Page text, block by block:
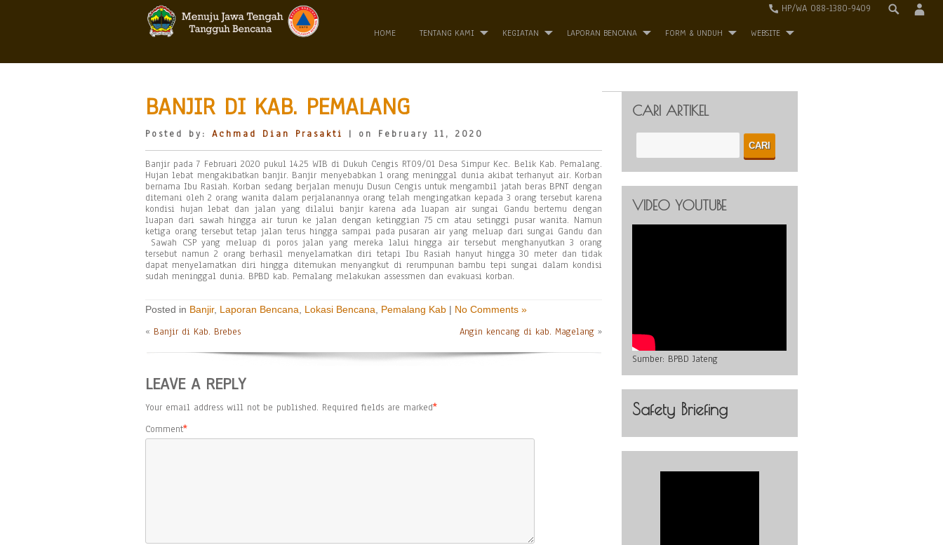
HP/WA 088-1380-9409
HOME TENTANG KAMI KEGIATAN LAPORAN BENCANA FORM & UNDUH WEBSITE
BANJIR DI KAB. PEMALANG
Posted by: Achmad Dian Prasakti | on February 11, 2020
Banjir pada 7 Februari 2020 pukul 14.25 WIB di Dukuh Cengis RT09/01 Desa Simpur Kec. Belik Kab. Pemalang.
Hujan lebat mengakibatkan banjir. Banjir menyebabkan 1 orang meninggal dunia akibat terhanyut air. Korban
bernama Ibu Rasiah. Korban sedang berjalan menuju Dusun Cengis untuk mengambil jatah beras BPNT dengan
ditemani oleh 2 orang wanita dalam perjalanannya orang telah mengingatkan kepada 3 orang tersebut karena
kondisi hujan lebat dan jalan yang dilalui banjir karena ada luapan air sungai Gandu bertemu dengan
luapan dari sawah hingga air turun ke jalan dengan ketinggian 75 cm atau setinggi pusar wanita. Namun
ketiga orang tersebut tetap jalan terus hingga sampai pada pusaran air yang meluap dari sungai Gandu dan
Sawah CSP yang meluap di poros jalan yang mereka lalui hingga air tersebut menghanyutkan 3 orang
tersebut namun 2 orang berhasil menyelamatkan diri tetapi Ibu Rasiah hanyut hingga 30 meter dan tidak
dapat menyelamatkan diri hingga ditemukan menyangkut di rerumpunan bambu tepi sungai dalam kondisi
sudah meninggal dunia. BPBD kab. Pemalang melakukan assessmen dan evakuasi korban.
Posted in Banjir, Laporan Bencana Lokasi Bencana Pemalang Kab | No Comments »
« Banjir di Kab. Brebes Angin kencang di kab. Magelang »
LEAVE A REPLY
Your email address will not be published. Required fields are marked*
Comment*
CARI ARTIKEL
VIDEO YOUTUBE
Sumber: BPBD Jateng
Safety Briefing